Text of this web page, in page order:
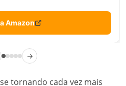
Amazon
→
tornando cada vez mais